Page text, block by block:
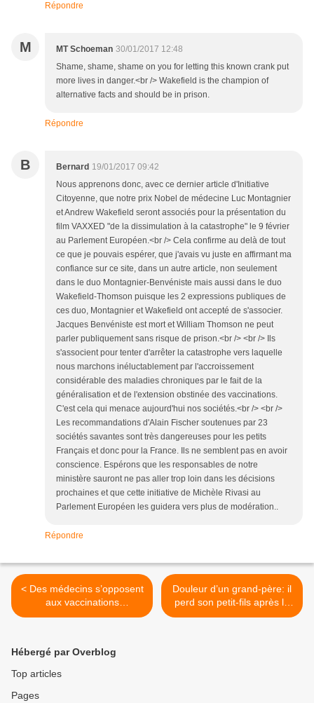
Répondre
M MT Schoeman 30/01/2017 12:48
Shame, shame, shame on you for letting this known crank put
more lives in danger.<br /> Wakefield is the champion of
alternative facts and should be in prison.
Répondre
B Bernard 19/01/2017 09:42
Nous apprenons donc, avec ce dernier article d'Initiative
Citoyenne, que notre prix Nobel de médecine Luc Montagnier
et Andrew Wakefield seront associés pour la présentation du
film VAXXED "de la dissimulation à la catastrophe" le 9 février
au Parlement Européen.<br /> Cela confirme au delà de tout
ce que je pouvais espérer, que j'avais vu juste en affirmant ma
confiance sur ce site, dans un autre article, non seulement
dans le duo Montagnier-Benvéniste mais aussi dans le duo
Wakefield-Thomson puisque les 2 expressions publiques de
ces duo, Montagnier et Wakefield ont accepté de s'associer.
Jacques Benvéniste est mort et William Thomson ne peut
parler publiquement sans risque de prison.<br /> <br /> Ils
s'associent pour tenter d'arrêter la catastrophe vers laquelle
nous marchons inéluctablement par l'accroissement
considérable des maladies chroniques par le fait de la
généralisation et de l'extension obstinée des vaccinations.
C'est cela qui menace aujourd'hui nos sociétés.<br /> <br />
Les recommandations d'Alain Fischer soutenues par 23
sociétés savantes sont très dangereuses pour les petits
Français et donc pour la France. Ils ne semblent pas en avoir
conscience. Espérons que les responsables de notre
ministère sauront ne pas aller trop loin dans les décisions
prochaines et que cette initiative de Michèle Rivasi au
Parlement Européen les guidera vers plus de modération..
Répondre
< Des médecins s’opposent
aux vaccinations
obligatoires : patients en
rapport aux produits
Douleur d’un grand-père: il
perd son petit-fils après la
vaccination >
Hébergé par Overblog
Top articles
Pages